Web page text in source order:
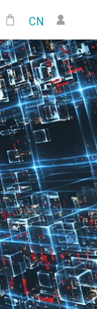
CN